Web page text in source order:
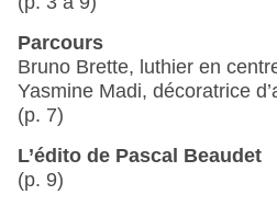
Parcours
Bruno Brette, luthier en
Yasmine Madi, décoratrice
(p. 7)
L’édito de Pascal Beaudet
(p. 9)